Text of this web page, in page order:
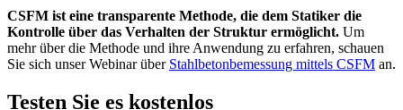
CSFM ist eine transparente Methode, die dem Statiker die
Kontrolle über das Verhalten der Struktur ermöglicht. Um
mehr über die Methode und ihre Anwendung zu erfahren, schauen
Sie sich unser Webinar über Stahlbetonbemessung mittels CSFM an.
Testen Sie es kostenlos